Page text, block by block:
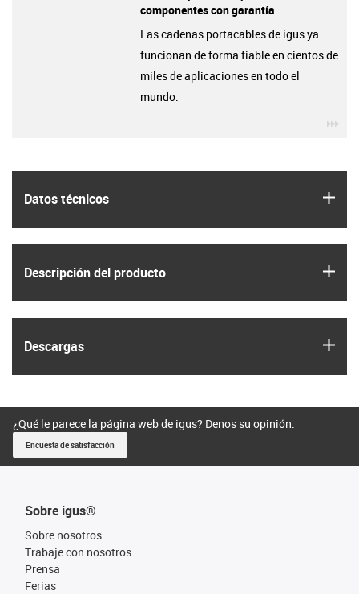
Datos técnicos
Descripción del producto
Descargas
componentes con garantía
Las cadenas portacables de igus ya
funcionan de forma fiable en cientos de
miles de aplicaciones en todo el
mundo.
¿Qué le parece la página web de igus? Denos su opinión.
Encuesta de satisfacción
Sobre igus®
Sobre nosotros
Trabaje con nosotros
Prensa
Ferias